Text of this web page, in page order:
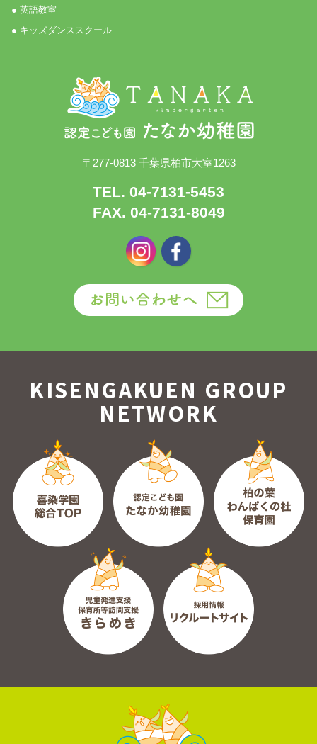
● 英語教室
● キッズダンススクール
〒277-0813 千葉県柏市大室1263
TEL. 04-7131-5453
FAX. 04-7131-8049
KISENGAKUEN GROUP
NETWORK